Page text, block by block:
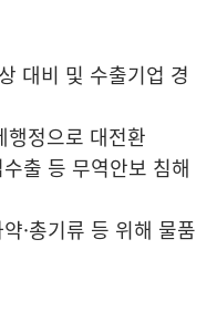
대비 및 수출기업 경
정으로 대전환
출 등 무역안보 침해
·총기류 등 위해 물품